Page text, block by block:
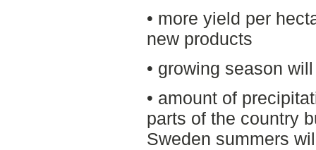
• more yield per
new products
• growing season
• amount of
parts of the country
Sweden summers